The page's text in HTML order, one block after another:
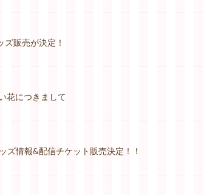
ズ販売が決定！
花につきまして
ズ情報&配信チケット販売決定！！